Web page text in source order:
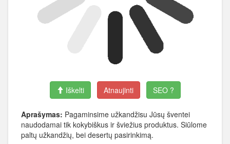
Iškelti Atnaujinti SEO ?
Aprašymas: Pagaminsime užkandžisu Jūsų šventei
naudodamai tik kokybiškus ir šviežius produktus. Siūlome
paltų užkandžių, bei desertų pasirinkimą.